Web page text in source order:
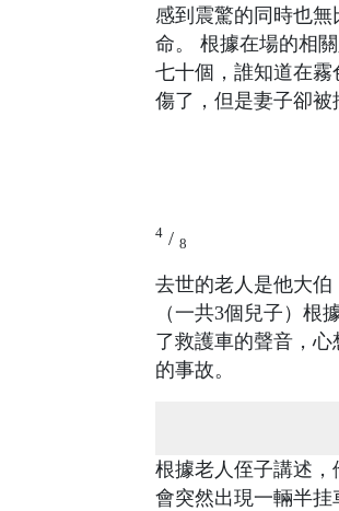
感到震驚的同時也
命。 根據在場的相
七十個，誰知道在
傷了，但是妻子卻被
4 / 8
去世的老人是他大
（一共3個兒子）根
了救護車的聲音，
的事故。
根據老人侄子講述
會突然出現一輛半